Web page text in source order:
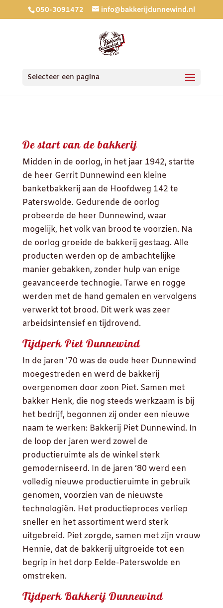
050-3091472 info@bakkerijdunnewind.nl
Selecteer een pagina
De start van de bakkerij
Midden in de oorlog, in het jaar 1942, startte
de heer Gerrit Dunnewind een kleine
banketbakkerij aan de Hoofdweg 142 te
Paterswolde. Gedurende de oorlog
probeerde de heer Dunnewind, waar
mogelijk, het volk van brood te voorzien. Na
de oorlog groeide de bakkerij gestaag. Alle
producten werden op de ambachtelijke
manier gebakken, zonder hulp van enige
geavanceerde technogie. Tarwe en rogge
werden met de hand gemalen en vervolgens
verwerkt tot brood. Dit werk was zeer
arbeidsintensief en tijdrovend.
Tijdperk Piet Dunnewind
In de jaren ’70 was de oude heer Dunnewind
moegestreden en werd de bakkerij
overgenomen door zoon Piet. Samen met
bakker Henk, die nog steeds werkzaam is bij
het bedrijf, begonnen zij onder een nieuwe
naam te werken: Bakkerij Piet Dunnewind. In
de loop der jaren werd zowel de
productieruimte als de winkel sterk
gemoderniseerd. In de jaren ’80 werd een
volledig nieuwe productieruimte in gebruik
genomen, voorzien van de nieuwste
technologiën. Het productieproces verliep
sneller en het assortiment werd sterk
uitgebreid. Piet zorgde, samen met zijn vrouw
Hennie, dat de bakkerij uitgroeide tot een
begrip in het dorp Eelde-Paterswolde en
omstreken.
Tijdperk Bakkerij Dunnewind